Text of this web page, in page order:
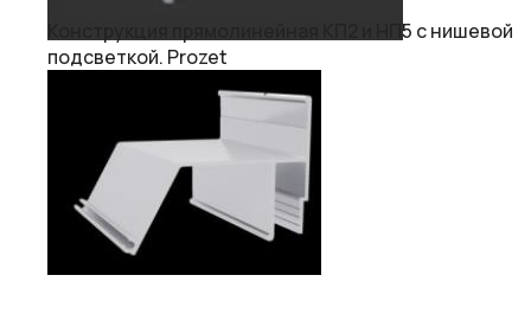
Конструкция прямолинейная КП2 и НП5 с нишевой
подсветкой. Prozet